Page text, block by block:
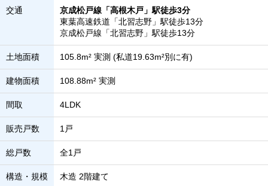
交通
京成松戸線「高根木戸」駅徒歩3分
東葉高速鉄道「北習志野」駅徒歩13分
京成松戸線「北習志野」駅徒歩13分
土地面積 105.8m² 実測 (私道19.63m²別に有)
建物面積 108.88m² 実測
間取 4LDK
販売戸数 1戸
総戸数 全1戸
構造・規模 木造 2階建て